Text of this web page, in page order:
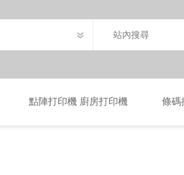
點陣打印機 廚房打印機 條碼